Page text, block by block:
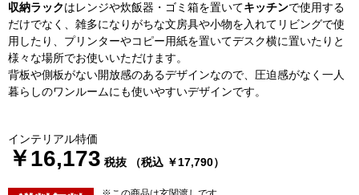
収納ラックはレンジや炊飯器・ゴミ箱を置いてキッチンで使用する
だけでなく、雑多になりがちな文房具や小物を入れてリビングで使
用したり、プリンターやコピー用紙を置いてデスク横に置いたりと
様々な場所でお使いいただけます。
背板や側板がない開放感のあるデザインなので、圧迫感がなく一人
暮らしのワンルームにも使いやすいデザインです。
インテリアル特価
￥16,173 税抜 （税込 ￥17,790）